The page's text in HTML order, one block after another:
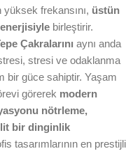
frekansını, üstün
birleştirir.
Çakralarını aynı anda
stresi ve odaklanma
bir güce sahiptir. Yaşam
görerek modern
nötrleme,
bir dinginlik
tasarımlarının en prestijli